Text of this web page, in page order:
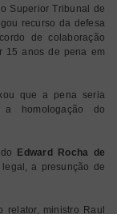
Superior Tribunal de
recurso da defesa
de colaboração
15 anos de pena em
que a pena seria
a homologação do
Edward Rocha de
a presunção de
relator, ministro Raul